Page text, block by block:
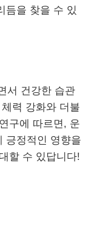
듬을 찾을 수 있
서 건강한 습관
력 강화와 더불
구에 따르면, 운
긍정적인 영향을
할 수 있답니다!